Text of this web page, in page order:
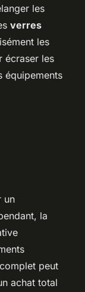
les
verres
les
écraser les
équipements
un
la
peut
achat total